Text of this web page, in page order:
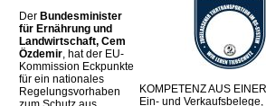
Der Bundesminister
für Ernährung und
Landwirtschaft, Cem
Özdemir , hat der EU-
Kommission Eckpunkte
für ein nationales
Regelungsvorhaben
KOMPETENZ AUS
Ein- und Verkaufsbelege,